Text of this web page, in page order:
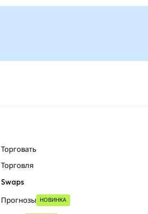
Торговать
Торговля
Swaps
Прогнозы НОВИНКА